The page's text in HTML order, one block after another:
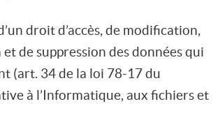
droit d’accès, de modification,
de suppression des données qui
(art. 34 de la loi 78-17 du
à l’Informatique, aux fichiers et